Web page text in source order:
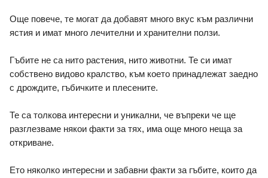
Още повече, те могат да добавят много вкус към различни
ястия и имат много лечителни и хранителни ползи.
Гъбите не са нито растения, нито животни. Те си имат
собствено видово кралство, към което принадлежат заедно
с дрождите, гъбичките и плесените.
Те са толкова интересни и уникални, че въпреки че ще
разглезваме някои факти за тях, има още много неща за
откриване.
Ето няколко интересни и забавни факти за гъбите, които да